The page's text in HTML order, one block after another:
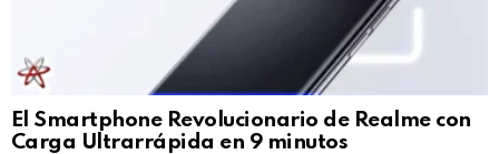
El Smartphone Revolucionario de Realme con
Carga Ultrarrápida en 9 minutos